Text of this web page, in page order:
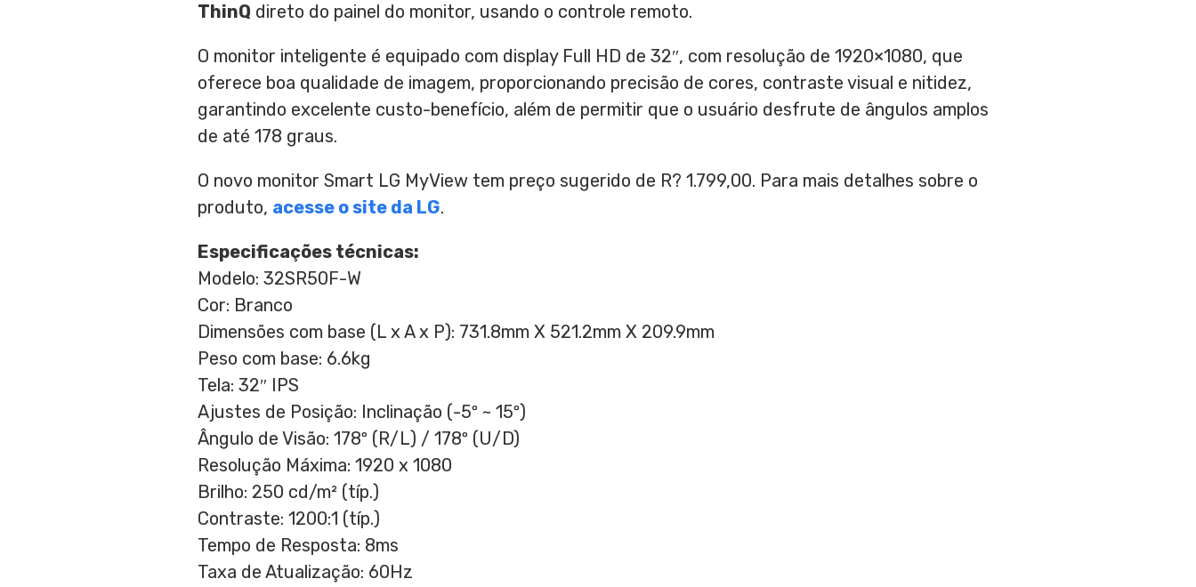
ThinQ direto do painel do monitor, usando o controle remoto.
O monitor inteligente é equipado com display Full HD de 32″, com resolução de 1920×1080, que
oferece boa qualidade de imagem, proporcionando precisão de cores, contraste visual e nitidez,
garantindo excelente custo-benefício, além de permitir que o usuário desfrute de ângulos amplos
de até 178 graus.
O novo monitor Smart LG MyView tem preço sugerido de R? 1.799,00. Para mais detalhes sobre o
produto, acesse o site da LG.
Especificações técnicas:
Modelo: 32SR50F-W
Cor: Branco
Dimensões com base (L x A x P): 731.8mm X 521.2mm X 209.9mm
Peso com base: 6.6kg
Tela: 32″ IPS
Ajustes de Posição: Inclinação (-5º ~ 15º)
Ângulo de Visão: 178º (R/L) / 178º (U/D)
Resolução Máxima: 1920 x 1080
Brilho: 250 cd/m² (típ.)
Contraste: 1200:1 (típ.)
Tempo de Resposta: 8ms
Taxa de Atualização: 60Hz